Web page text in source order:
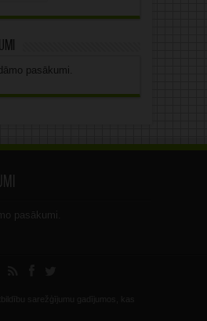
pasākumi.
pasākumi.
sarežģījumu gadījumos, kas